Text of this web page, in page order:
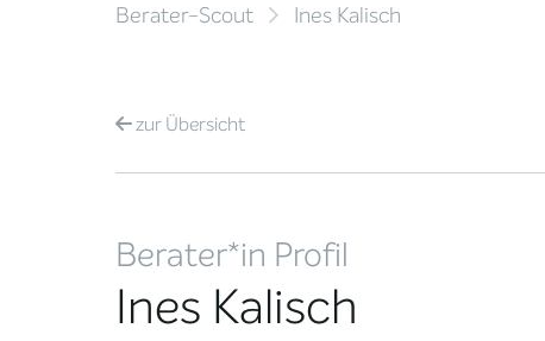
Berater-Scout Ines Kalisch
zurÜbersicht
Berater*in Profil
Ines Kalisch